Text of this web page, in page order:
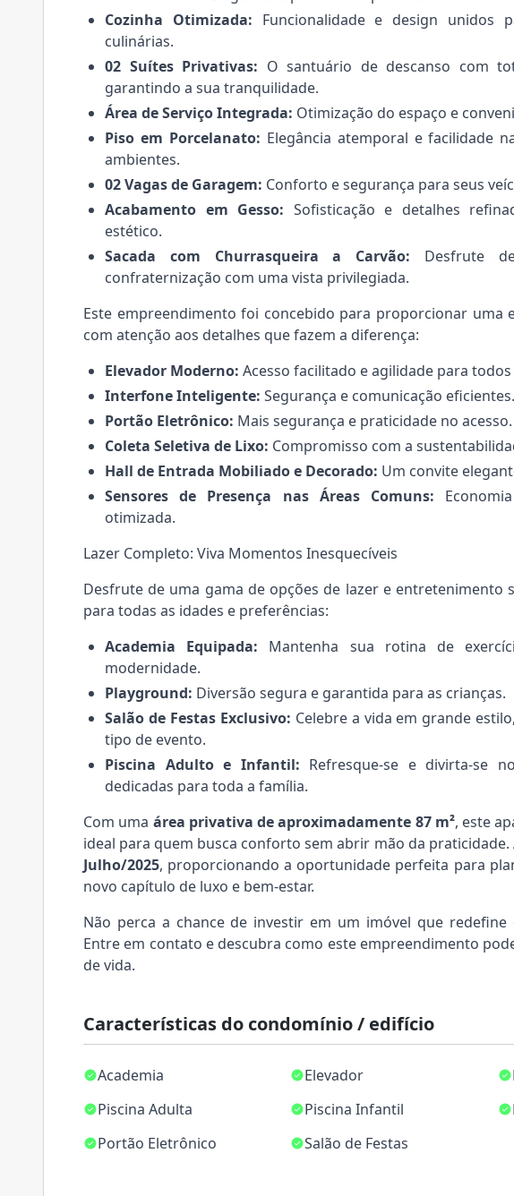
Características do condomínio / edifício
Academia Elevador
Piscina Adulta
Piscina Infantil
Portão Eletrônico
Salão de Festas
Cozinha Otimizada: Funcionalidade e design unidos
culinárias.
02 Suítes Privativas: O santuário de descanso com
garantindo a sua tranquilidade.
Área de Serviço Integrada: Otimização do espaço e
Piso em Porcelanato: Elegância atemporal e facilidade
ambientes.
02 Vagas de Garagem: Conforto e segurança para seus
Acabamento em Gesso: Sofisticação e detalhes
estético.
Sacada com Churrasqueira a Carvão: Desfrute
confraternização com uma vista privilegiada.
Este empreendimento foi concebido para proporcionar uma
com atenção aos detalhes que fazem a diferença:
Elevador Moderno: Acesso facilitado e agilidade para
Interfone Inteligente: Segurança e comunicação eficientes.
Portão Eletrônico: Mais segurança e praticidade no acesso.
Coleta Seletiva de Lixo: Compromisso com a
Hall de Entrada Mobiliado e Decorado: Um convite
Sensores de Presença nas Áreas Comuns:
otimizada.
Lazer Completo: Viva Momentos Inesquecíveis
Desfrute de uma gama de opções de lazer e entretenimento
para todas as idades e preferências:
Academia Equipada: Mantenha sua rotina de
modernidade.
Playground: Diversão segura e garantida para as crianças.
Salão de Festas Exclusivo: Celebre a vida em grande
tipo de evento.
Piscina Adulto e Infantil: Refresque-se e divirta-se
dedicadas para toda a família.
Com uma área privativa de aproximadamente 87 m², este
ideal para quem busca conforto sem abrir mão da
Julho/2025, proporcionando a oportunidade perfeita para
novo capítulo de luxo e bem-estar.
Não perca a chance de investir em um imóvel que
Entre em contato e descubra como este empreendimento
de vida.